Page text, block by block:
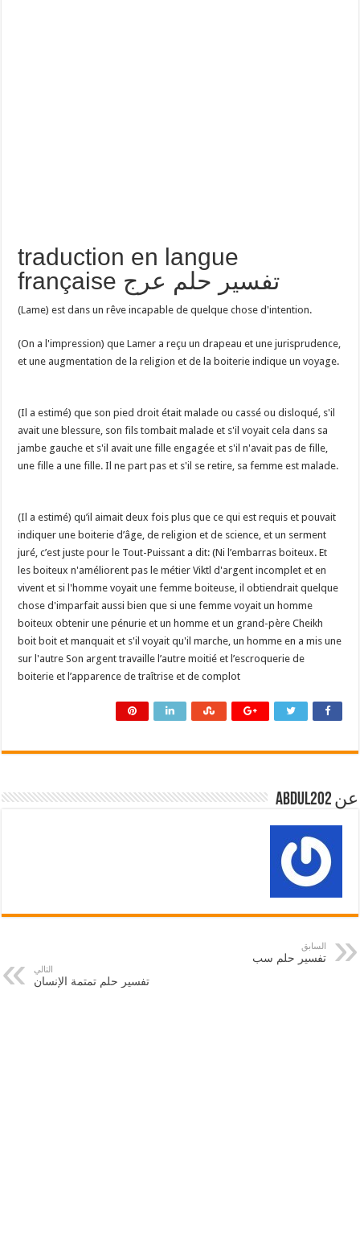
traduction en langue
française تفسير حلم عرج
(Lame) est dans un rêve incapable de quelque chose d'intention.
(On a l'impression) que Lamer a reçu un drapeau et une jurisprudence,
et une augmentation de la religion et de la boiterie indique un voyage.
(Il a estimé) que son pied droit était malade ou cassé ou disloqué, s'il
avait une blessure, son fils tombait malade et s'il voyait cela dans sa
jambe gauche et s'il avait une fille engagée et s'il n'avait pas de fille,
une fille a une fille. Il ne part pas et s'il se retire, sa femme est malade.
(Il a estimé) qu’il aimait deux fois plus que ce qui est requis et pouvait
indiquer une boiterie d’âge, de religion et de science, et un serment
juré, c’est juste pour le Tout-Puissant a dit: (Ni l’embarras boiteux. Et
les boiteux n'améliorent pas le métier Viktl d'argent incomplet et en
vivent et si l'homme voyait une femme boiteuse, il obtiendrait quelque
chose d'imparfait aussi bien que si une femme voyait un homme
boiteux obtenir une pénurie et un homme et un grand-père Cheikh
boit boit et manquait et s'il voyait qu'il marche, un homme en a mis une
sur l'autre Son argent travaille l’autre moitié et l’escroquerie de
boiterie et l’apparence de traîtrise et de complot
عن abdul202
السابق
تفسير حلم سب
التالي
تفسير حلم تمتمة الإنسان